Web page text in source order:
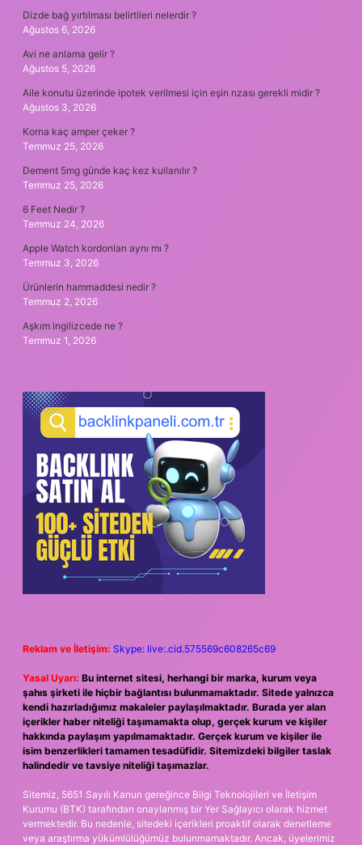
Dizde bağ yırtılması belirtileri nelerdir ?
Ağustos 6, 2026
Avi ne anlama gelir ?
Ağustos 5, 2026
Aile konutu üzerinde ipotek verilmesi için eşin rızası gerekli midir ?
Ağustos 3, 2026
Korna kaç amper çeker ?
Temmuz 25, 2026
Dement 5mg günde kaç kez kullanılır ?
Temmuz 25, 2026
6 Feet Nedir ?
Temmuz 24, 2026
Apple Watch kordonları aynı mı ?
Temmuz 3, 2026
Ürünlerin hammaddesi nedir ?
Temmuz 2, 2026
Aşkım ingilizcede ne ?
Temmuz 1, 2026
Reklam ve İletişim: Skype: live:.cid.575569c608265c69
Yasal Uyarı: Bu internet sitesi, herhangi bir marka, kurum veya
şahıs şirketi ile hiçbir bağlantısı bulunmamaktadır. Sitede yalnızca
kendi hazırladığımız makaleler paylaşılmaktadır. Burada yer alan
içerikler haber niteliği taşımamakta olup, gerçek kurum ve kişiler
hakkında paylaşım yapılmamaktadır. Gerçek kurum ve kişiler ile
isim benzerlikleri tamamen tesadüfidir. Sitemizdeki bilgiler taslak
halindedir ve tavsiye niteliği taşımazlar.
Sitemiz, 5651 Sayılı Kanun gereğince Bilgi Teknolojileri ve İletişim
Kurumu (BTK) tarafından onaylanmış bir Yer Sağlayıcı olarak hizmet
vermektedir. Bu nedenle, sitedeki içerikleri proaktif olarak denetleme
veya araştırma yükümlülüğümüz bulunmamaktadır. Ancak, üyelerimiz